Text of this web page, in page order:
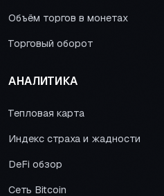
Объём торгов в монетах
Торговый оборот
АНАЛИТИКА
Тепловая карта
Индекс страха и жадности
DeFi обзор
Сеть Bitcoin